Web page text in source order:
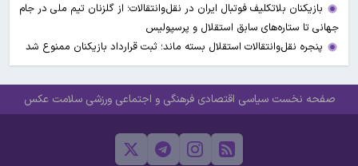
بازیکنان بلاتکلیف فوتبال ایران در نقل‌وانتقالات؛ از گلزنان تیم ملی در جام
جهانی تا ستاره‌های سابق استقلال و پرسپولیس
پنجره نقل‌وانتقالات استقلال بسته ماند؛ ثبت قرارداد بازیکنان ممنوع شد
صفحه نخست سیاسی اقتصادی فرهنگی و اجتماعی ورزشی سلامت عکس